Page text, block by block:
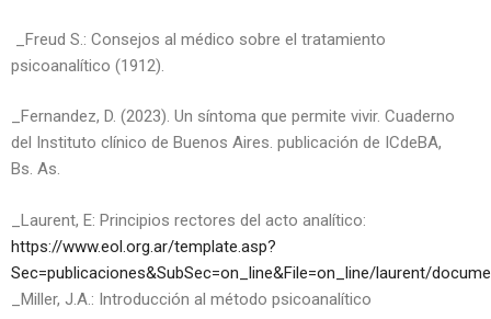
_Freud S.: Consejos al médico sobre el tratamiento
psicoanalítico (1912).
_Fernandez, D. (2023). Un síntoma que permite vivir. Cuaderno
del Instituto clínico de Buenos Aires. publicación de ICdeBA,
Bs. As.
_Laurent, E: Principios rectores del acto analítico:
https://www.eol.org.ar/template.asp?
Sec=publicaciones&SubSec=on_line&File=on_line/laurent/
_Miller, J.A.: Introducción al método psicoanalítico